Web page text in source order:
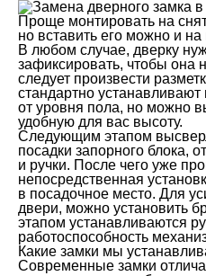
Проще монтировать на
но вставить его можно и
В любом случае, дверку
зафиксировать, чтобы она
следует произвести
стандартно
от уровня пола, но можно
удобную для вас высоту.
Следующим этапом
посадки запорного блока,
и ручки. После чего уже
непосредственная
в посадочное место. Для
двери, можно установить
этапом устанавливаются
работоспособность
Какие замки мы
Современные замки